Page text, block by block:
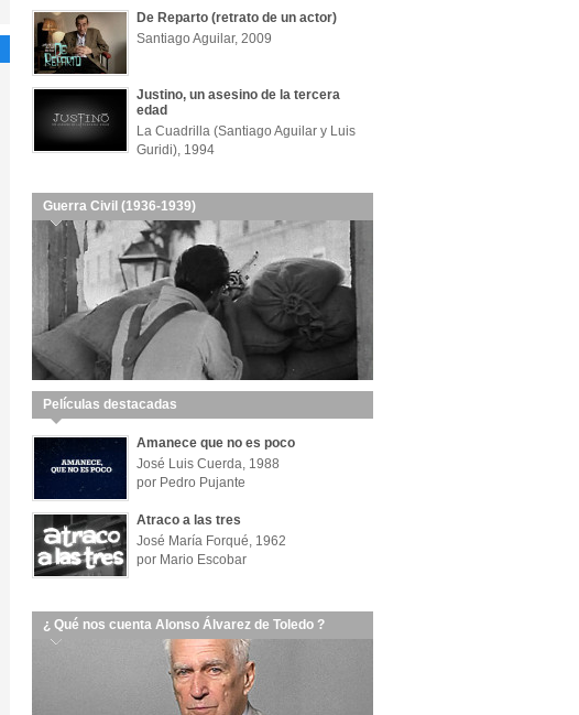
De Reparto (retrato de un actor)
Santiago Aguilar, 2009
Justino, un asesino de la tercera
edad
La Cuadrilla (Santiago Aguilar y Luis
Guridi), 1994
Guerra Civil (1936-1939)
Películas destacadas
Amanece que no es poco
José Luis Cuerda, 1988
por Pedro Pujante
Atraco a las tres
José María Forqué, 1962
por Mario Escobar
¿ Qué nos cuenta Alonso Álvarez de Toledo ?